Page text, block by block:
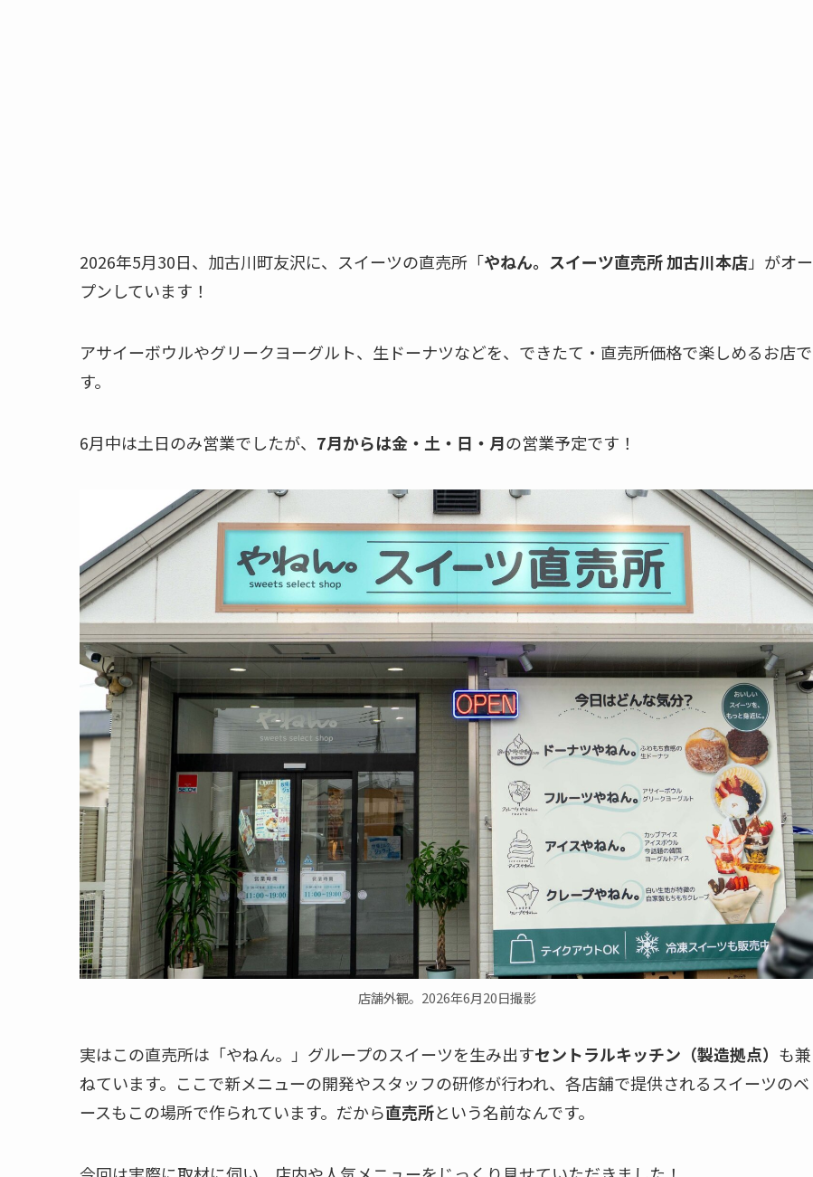
2026年5月30日、加古川町友沢に、スイーツの直売所「やねん。スイーツ直売所 加古川本店」がオー
プンしています！
アサイーボウルやグリークヨーグルト、生ドーナツなどを、できたて・直売所価格で楽しめるお店で
す。
6月中は土日のみ営業でしたが、 7月からは金・土・日・月の営業予定です！
店舗外観。2026年6月20日撮影
実はこの直売所は「やねん。」グループのスイーツを生み出すセントラルキッチン（製造拠点） も兼
ねています。ここで新メニューの開発やスタッフの研修が行われ、各店舗で提供されるスイーツのベ
ースもこの場所で作られています。だから直売所という名前なんです。